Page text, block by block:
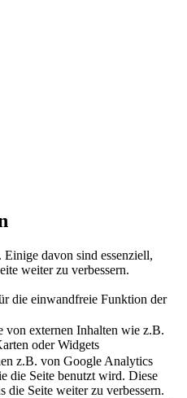
davon sind essenziell,
weiter zu verbessern.
die einwandfreie Funktion der
von externen Inhalten wie z.B.
oder Widgets
z.B. von Google Analytics
die Seite benutzt wird. Diese
die Seite weiter zu verbessern.